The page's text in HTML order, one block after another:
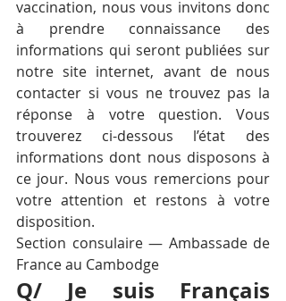
vaccination, nous vous invitons donc
à prendre connaissance des
informations qui seront publiées sur
notre site internet, avant de nous
contacter si vous ne trouvez pas la
réponse à votre question. Vous
trouverez ci-dessous l’état des
informations dont nous disposons à
ce jour. Nous vous remercions pour
votre attention et restons à votre
disposition.
Section consulaire — Ambassade de
France au Cambodge
Q/ Je suis Français